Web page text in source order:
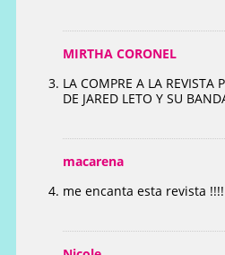
MIRTHA CORONEL
LA COMPRE A LA REVISTA
DE JARED LETO Y SU
macarena
me encanta esta revista !!!!